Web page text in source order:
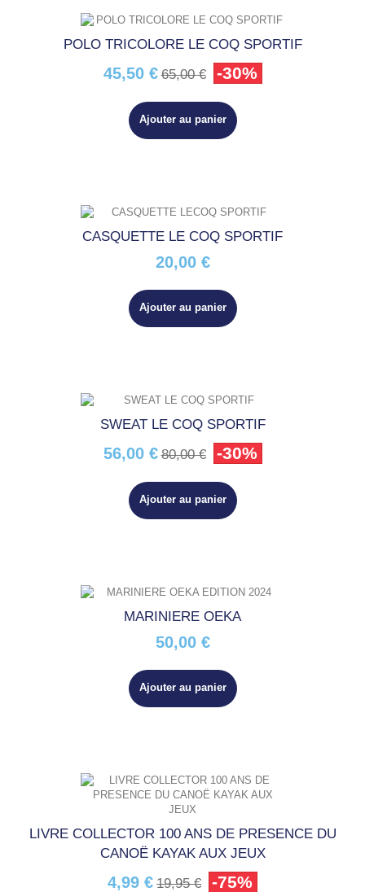
POLO TRICOLORE LE COQ SPORTIF
45,50 € 65,00 € -30%
Ajouter au panier
CASQUETTE LE COQ SPORTIF
20,00 €
Ajouter au panier
SWEAT LE COQ SPORTIF
56,00 € 80,00 € -30%
Ajouter au panier
MARINIERE OEKA
50,00 €
Ajouter au panier
LIVRE COLLECTOR 100 ANS DE PRESENCE DU
CANOË KAYAK AUX JEUX
4,99 € 19,95 € -75%